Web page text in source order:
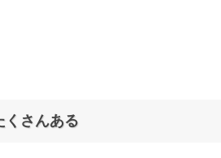
くさんある